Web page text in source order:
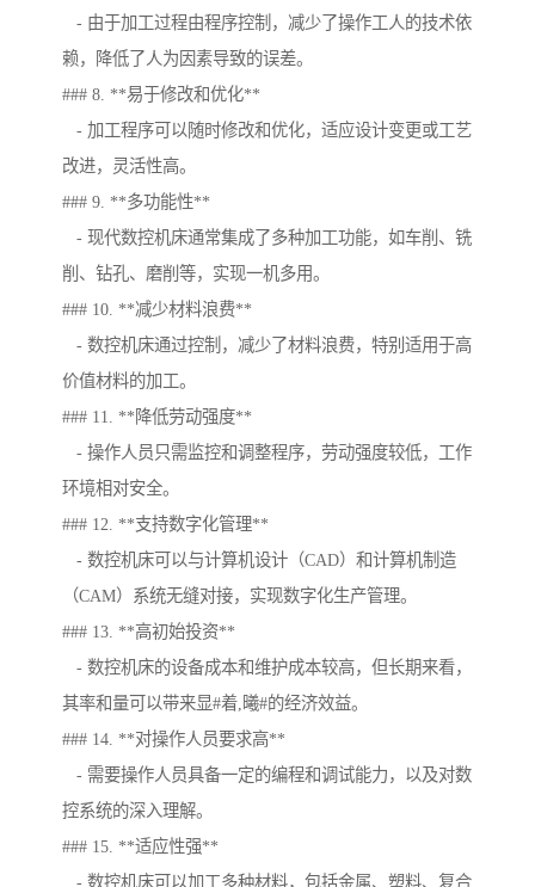
- 由于加工过程由程序控制，减少了操作工人的技术依
赖，降低了人为因素导致的误差。
### 8. **易于修改和优化**
- 加工程序可以随时修改和优化，适应设计变更或工艺
改进，灵活性高。
### 9. **多功能性**
- 现代数控机床通常集成了多种加工功能，如车削、铣
削、钻孔、磨削等，实现一机多用。
### 10. **减少材料浪费**
- 数控机床通过控制，减少了材料浪费，特别适用于高
价值材料的加工。
### 11. **降低劳动强度**
- 操作人员只需监控和调整程序，劳动强度较低，工作
环境相对安全。
### 12. **支持数字化管理**
- 数控机床可以与计算机设计（CAD）和计算机制造
（CAM）系统无缝对接，实现数字化生产管理。
### 13. **高初始投资**
- 数控机床的设备成本和维护成本较高，但长期来看，
其率和量可以带来显#着,曦#的经济效益。
### 14. **对操作人员要求高**
- 需要操作人员具备一定的编程和调试能力，以及对数
控系统的深入理解。
### 15. **适应性强**
- 数控机床可以加工多种材料，包括金属、塑料、复合